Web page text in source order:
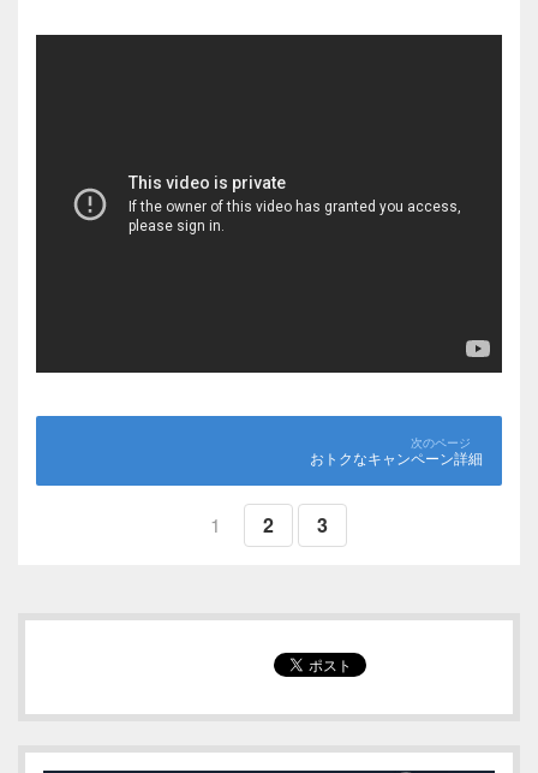
おトクなキャンペーン詳細
1 2 3